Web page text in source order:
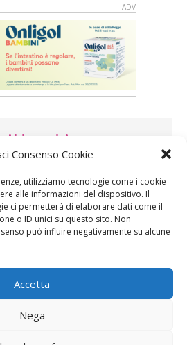
Consenso Cookie
utilizziamo tecnologie come i cookie
alle informazioni del dispositivo. Il
ci permetterà di elaborare dati come il
o ID unici su questo sito. Non
può influire negativamente su alcune
Accetta
Nega
in evidenza